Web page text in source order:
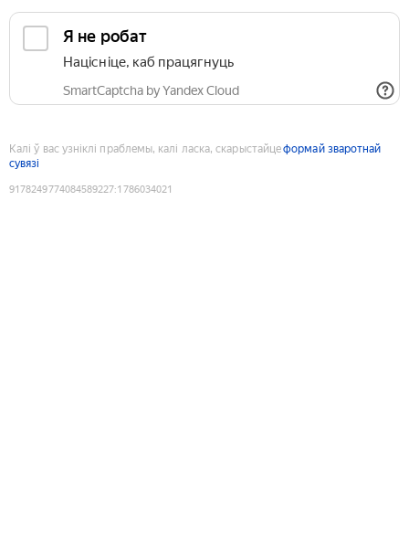
Я не робат
Націсніце, каб працягнуць
SmartCaptcha by Yandex Cloud
Калі ў вас узніклі праблемы, калі ласка, скарыстайцеформай зваротнай
сувязі
9178249774084589227:1786034021